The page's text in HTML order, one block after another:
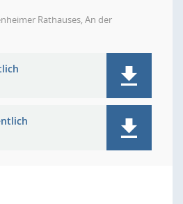
Rathauses, An der